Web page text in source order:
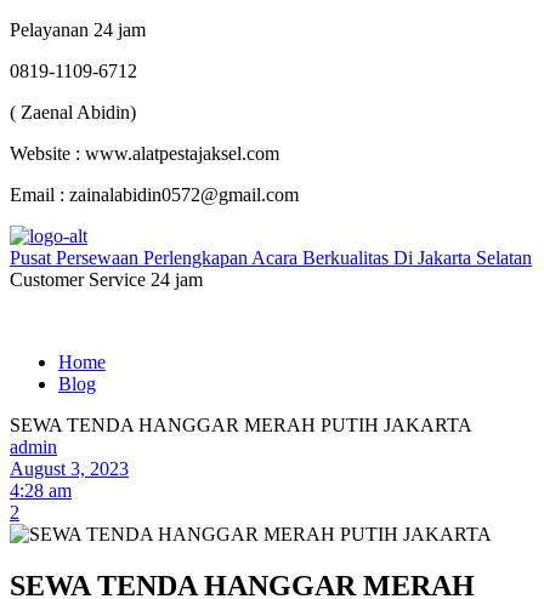
Pelayanan 24 jam
0819-1109-6712
( Zaenal Abidin)
Website : www.alatpestajaksel.com
Email : zainalabidin0572@gmail.com
Pusat Persewaan Perlengkapan Acara Berkualitas Di Jakarta Selatan
Customer Service 24 jam
Home
Blog
SEWA TENDA HANGGAR MERAH PUTIH JAKARTA
admin
August 3, 2023
4:28 am
2
SEWA TENDA HANGGAR MERAH